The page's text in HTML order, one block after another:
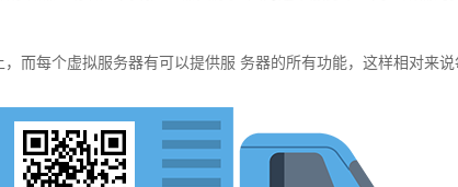
每个虚拟服务器有可以提供服 务器的所有功能，这样相对来说